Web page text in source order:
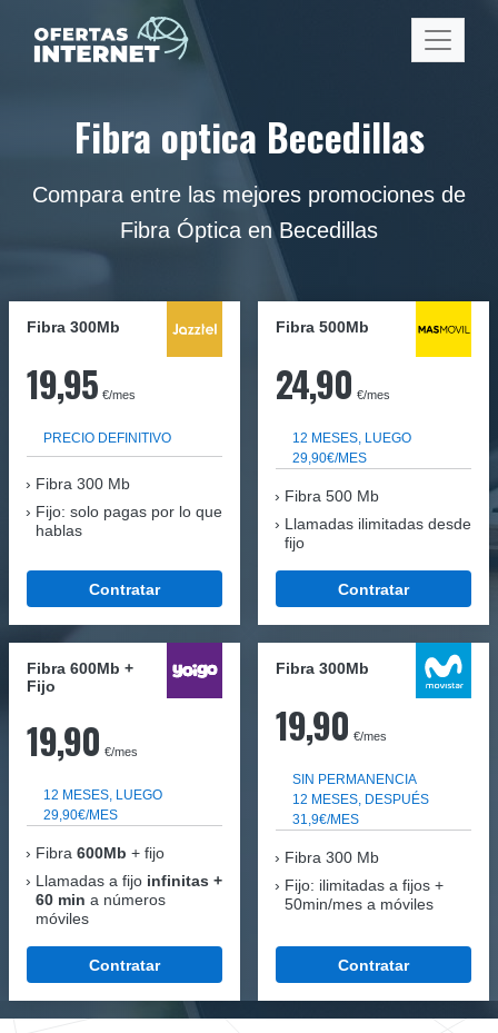
Fibra optica Becedillas
Compara entre las mejores promociones de
Fibra Óptica en Becedillas
Fibra 300Mb
19,95 €/mes
PRECIO DEFINITIVO
Fibra 300 Mb
Fijo: solo pagas por lo que
hablas
Contratar
Fibra 500Mb
24,90 €/mes
12 MESES, LUEGO
29,90€/MES
Fibra 500 Mb
Llamadas ilimitadas desde
fijo
Contratar
Fibra 600Mb +
Fijo
19,90 €/mes
12 MESES, LUEGO
29,90€/MES
Fibra 600Mb + fijo
Llamadas a fijo infinitas +
60 min a números
móviles
Contratar
Fibra 300Mb
19,90 €/mes
SIN PERMANENCIA
12 MESES, DESPUÉS
31,9€/MES
Fibra 300 Mb
Fijo: ilimitadas a fijos +
50min/mes a móviles
Contratar